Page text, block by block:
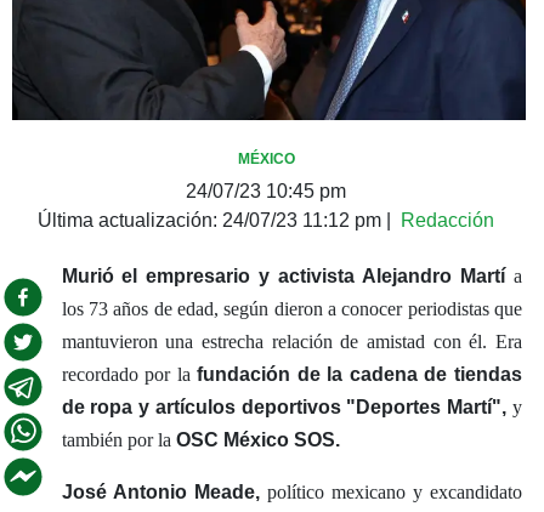
MÉXICO
24/07/23 10:45 pm
Última actualización: 24/07/23 11:12 pm Redacción
Murió el empresario y activista Alejandro Martí a
los 73 años de edad, según dieron a conocer periodistas que
mantuvieron una estrecha relación de amistad con él. Era
recordado por lafundación de la cadena de tiendas
de ropa y artículos deportivos "Deportes Martí", y
también por la OSC México SOS.
José Antonio Meade,político mexicano y excandidato